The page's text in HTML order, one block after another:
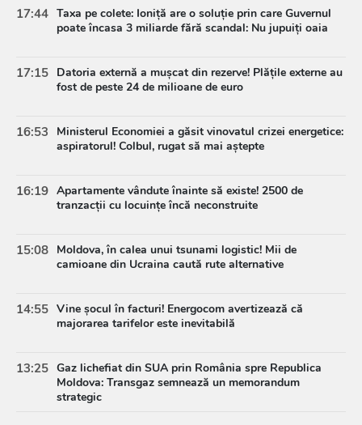
17:44 Taxa pe colete: Ioniță are o soluție prin care Guvernul
poate încasa 3 miliarde fără scandal: Nu jupuiți oaia
17:15 Datoria externă a mușcat din rezerve! Plățile externe au
fost de peste 24 de milioane de euro
16:53
Ministerul Economiei a găsit vinovatul crizei energetice:
aspiratorul! Colbul, rugat să mai aștepte
16:19 Apartamente vândute înainte să existe! 2500 de
tranzacții cu locuințe încă neconstruite
15:08 Moldova, în calea unui tsunami logistic! Mii de
camioane din Ucraina caută rute alternative
14:55 Vine șocul în facturi! Energocom avertizează că
majorarea tarifelor este inevitabilă
13:25 Gaz lichefiat din SUA prin România spre Republica
Moldova: Transgaz semnează un memorandum
strategic